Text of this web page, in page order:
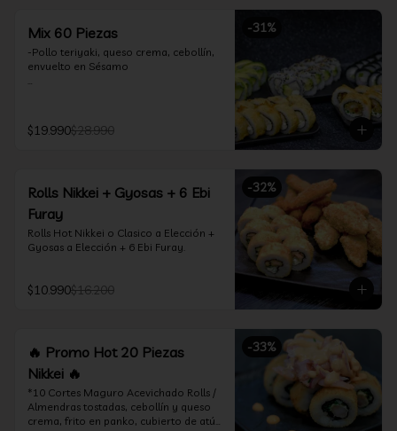
-31%
Mix 60 Piezas
-Pollo teriyaki, queso crema, cebollín,
envuelto en Sésamo
-Camarón furay, queso crema,
frito en tempura.
-Kanikama, queso crema, envuelto en
nori (hosomaki)
$19.990$28.990
-32%
Rolls Nikkei + Gyosas + 6 Ebi
Furay
Rolls Hot Nikkei o Clasico a Elección +
Gyosas a Elección + 6 Ebi Furay.
$10.990$16.200
-33%
🔥 Promo Hot 20 Piezas
Nikkei 🔥
*10 Cortes Maguro Acevichado Rolls /
Almendras tostadas, cebollín y queso
crema, frito en panko, cubierto de atún